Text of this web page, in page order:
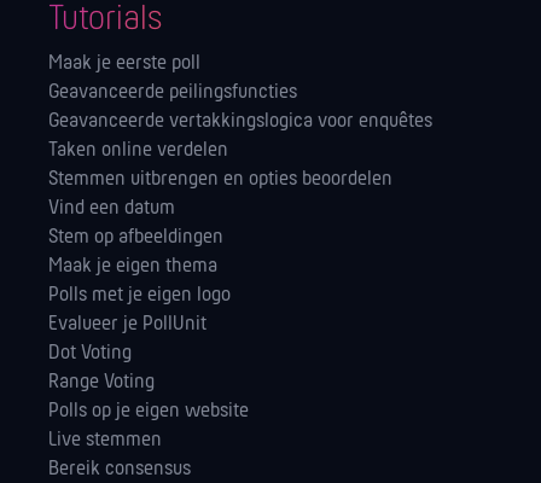
Tutorials
Maak je eerste poll
Geavanceerde peilingsfuncties
Geavanceerde vertakkingslogica voor enquêtes
Taken online verdelen
Stemmen uitbrengen en opties beoordelen
Vind een datum
Stem op afbeeldingen
Maak je eigen thema
Polls met je eigen logo
Evalueer je PollUnit
Dot Voting
Range Voting
Polls op je eigen website
Live stemmen
Bereik consensus